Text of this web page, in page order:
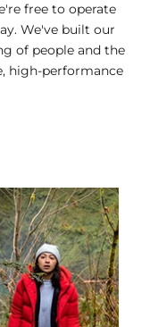
free to operate
We've built our
of people and the
high-performance